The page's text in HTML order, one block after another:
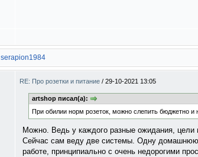
serapion1984
RE: Про розетки и питание / 29-10-2021 13:05
artshop писал(а):
При обилии норм розеток, можно слепить бюджетно и
Можно. Ведь у каждого разные ожидания, цели
Сейчас сам веду две системы. Одну
работе, принципиально с очень недорогими